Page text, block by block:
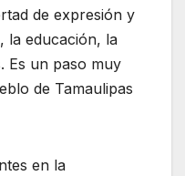
de expresión y
la educación, la
Es un paso muy
de Tamaulipas
en la